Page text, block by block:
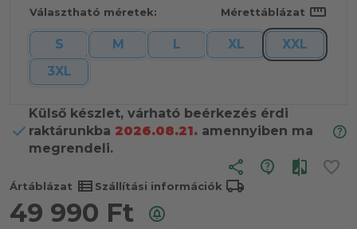
Választható méretek: Mérettáblázat straighten
S M L XL
XXL
3XL
Külső készlet, várható beérkezés érdi
raktárunkba 2026.08.21. amennyiben ma
megrendeli.
share
Ártáblázat view_list Szállítási információk local_shipping
49 990 Ft